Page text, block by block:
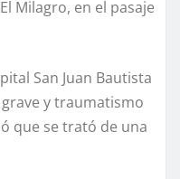
Milagro, en el pasaje
San Juan Bautista
y traumatismo
que se trató de una